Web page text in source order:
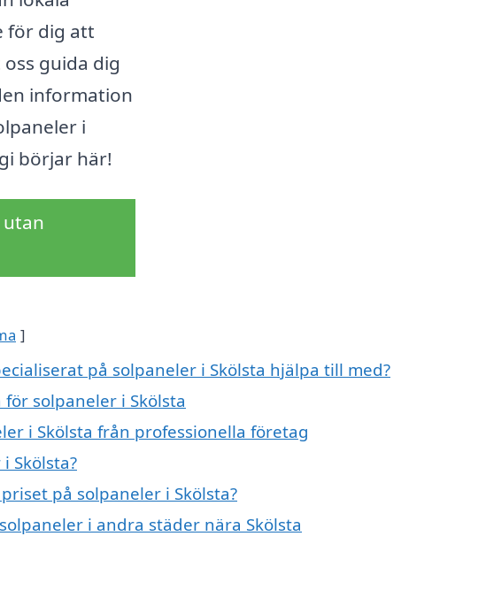
för dig att
guida dig
information
i
börjar här!
utan
på solpaneler i Skölsta hjälpa till med?
solpaneler i Skölsta
i Skölsta från professionella företag
Skölsta?
på solpaneler i Skölsta?
i andra städer nära Skölsta